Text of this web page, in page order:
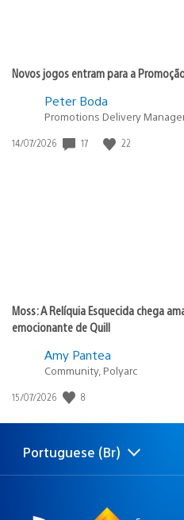
Novos jogos entram para a
Peter Boda
Promotions Delivery
Data
14/07/2026 17 22
Moss: A Relíquia Esquecida chega
emocionante de Quill
Amy Pantea
Community, Polyarc
Data
publicação:
15/07/2026 8
Selecione
Região
Portuguese (Br)